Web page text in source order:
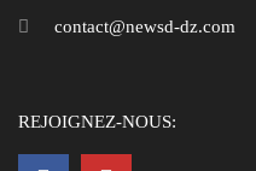
contact@newsd-dz.com
REJOIGNEZ-NOUS: